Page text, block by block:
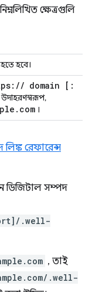
ক্ষেত্রগুলি
হতে হবে।
// domain [:
উদাহরণস্বরূপ,
. com ।
রেফারেন্স
ডিজিটাল সম্পদ
.well-
, তাই
.well-